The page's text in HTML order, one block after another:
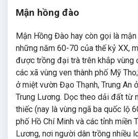
Mận hồng đào
Mận Hồng Đào hay còn gọi là
những năm 60-70 của thế kỷ XX,
được trồng đại trà trên khắp vùng
các xã vùng ven thành phố Mỹ
ở miệt vườn Đạo Thạnh, Trung An
Trung Lương. Dọc theo dải đất từ
thiếc (nay là vùng ngã ba quốc lộ
phố Hồ Chí Minh và các tỉnh miền
Lương, nơi người dân trồng nhiều